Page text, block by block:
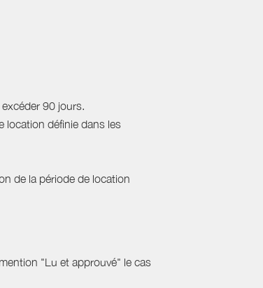
90 jours.
location définie dans les
de la période de location
"Lu et approuvé" le cas